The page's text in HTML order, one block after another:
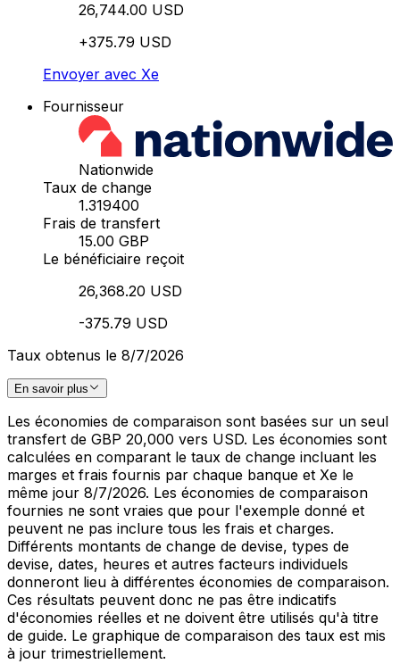
26,744.00 USD
+375.79 USD
Envoyer avec Xe
Fournisseur
Nationwide
Taux de change
1.319400
Frais de transfert
15.00 GBP
Le bénéficiaire reçoit
26,368.20 USD
-375.79 USD
Taux obtenus le 8/7/2026
En savoir plus
Les économies de comparaison sont basées sur un seul
transfert de GBP 20,000 vers USD. Les économies sont
calculées en comparant le taux de change incluant les
marges et frais fournis par chaque banque et Xe le
même jour 8/7/2026. Les économies de comparaison
fournies ne sont vraies que pour l'exemple donné et
peuvent ne pas inclure tous les frais et charges.
Différents montants de change de devise, types de
devise, dates, heures et autres facteurs individuels
donneront lieu à différentes économies de comparaison.
Ces résultats peuvent donc ne pas être indicatifs
d'économies réelles et ne doivent être utilisés qu'à titre
de guide. Le graphique de comparaison des taux est mis
à jour trimestriellement.